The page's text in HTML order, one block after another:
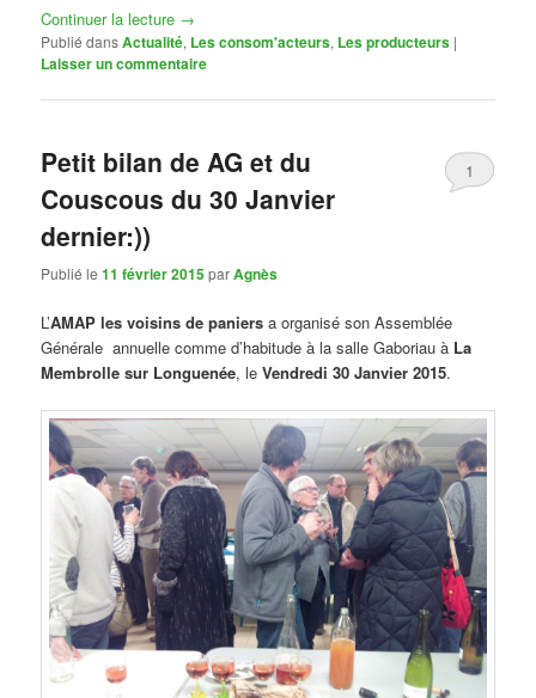
Continuer la lecture →
Publié dansActualité, Les consom'acteurs, Les producteurs |
Laisser un commentaire
Petit bilan de AG et du
Couscous du 30 Janvier
dernier:))
Publié le11 février 2015parAgnès
1
L’AMAP les voisins de paniers a organisé son Assemblée
Générale annuelle comme d’habitude à la salle Gaboriau à La
Membrolle sur Longuenée, leVendredi 30 Janvier 2015.